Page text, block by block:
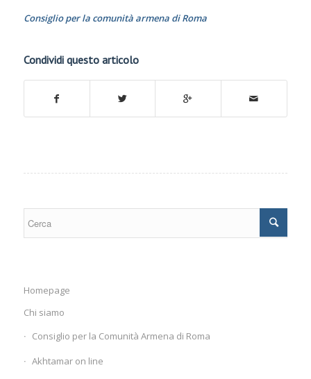
Consiglio per la comunità armena di Roma
Condividi questo articolo
Homepage
Chi siamo
Consiglio per la Comunità Armena di Roma
Akhtamar on line